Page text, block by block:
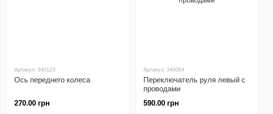
Артикул: 340123
Ось переднего колеса
270.00 грн
Артикул: 340064
Переключатель руля левый с
проводами
590.00 грн